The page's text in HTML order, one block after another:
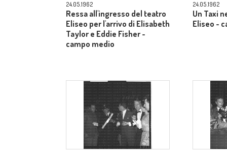
24.05.1962
Ressa all'ingresso del teatro
Eliseo per l'arrivo di Elisabeth
Taylor e Eddie Fisher -
campo medio
24.05.1962
Un Taxi
Eliseo -